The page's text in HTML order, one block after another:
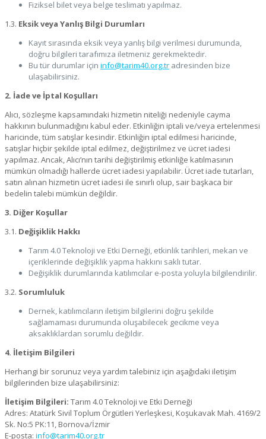
Fiziksel bilet veya belge teslimatı yapılmaz.
1.3. Eksik veya Yanlış Bilgi Durumları
Kayıt sırasında eksik veya yanlış bilgi verilmesi durumunda,
doğru bilgileri tarafımıza iletmeniz gerekmektedir.
Bu tür durumlar için info@tarim40.org.tr adresinden bize
ulaşabilirsiniz.
2. İade ve İptal Koşulları
Alıcı, sözleşme kapsamındaki hizmetin niteliği nedeniyle cayma
hakkının bulunmadığını kabul eder. Etkinliğin iptali ve/veya ertelenmesi
haricinde, tüm satışlar kesindir. Etkinliğin iptal edilmesi haricinde,
satışlar hiçbir şekilde iptal edilmez, değiştirilmez ve ücret iadesi
yapılmaz. Ancak, Alıcı’nın tarihi değiştirilmiş etkinliğe katılmasının
mümkün olmadığı hallerde ücret iadesi yapılabilir. Ücret iade tutarları,
satın alınan hizmetin ücret iadesi ile sınırlı olup, sair başkaca bir
bedelin talebi mümkün değildir.
3. Diğer Koşullar
3.1. Değişiklik Hakkı
Tarım 4.0 Teknoloji ve Etki Derneği, etkinlik tarihleri, mekan ve
içeriklerinde değişiklik yapma hakkını saklı tutar.
Değişiklik durumlarında katılımcılar e-posta yoluyla bilgilendirilir.
3.2. Sorumluluk
Dernek, katılımcıların iletişim bilgilerini doğru şekilde
sağlamaması durumunda oluşabilecek gecikme veya
aksaklıklardan sorumlu değildir.
4. İletişim Bilgileri
Herhangi bir sorunuz veya yardım talebiniz için aşağıdaki iletişim
bilgilerinden bize ulaşabilirsiniz:
İletişim Bilgileri: Tarım 4.0 Teknoloji ve Etki Derneği
Adres: Atatürk Sivil Toplum Örgütleri Yerleşkesi, Koşukavak Mah. 4169/2
Sk. No:5 PK:11, Bornova/İzmir
E-posta: info@tarim40.org.tr